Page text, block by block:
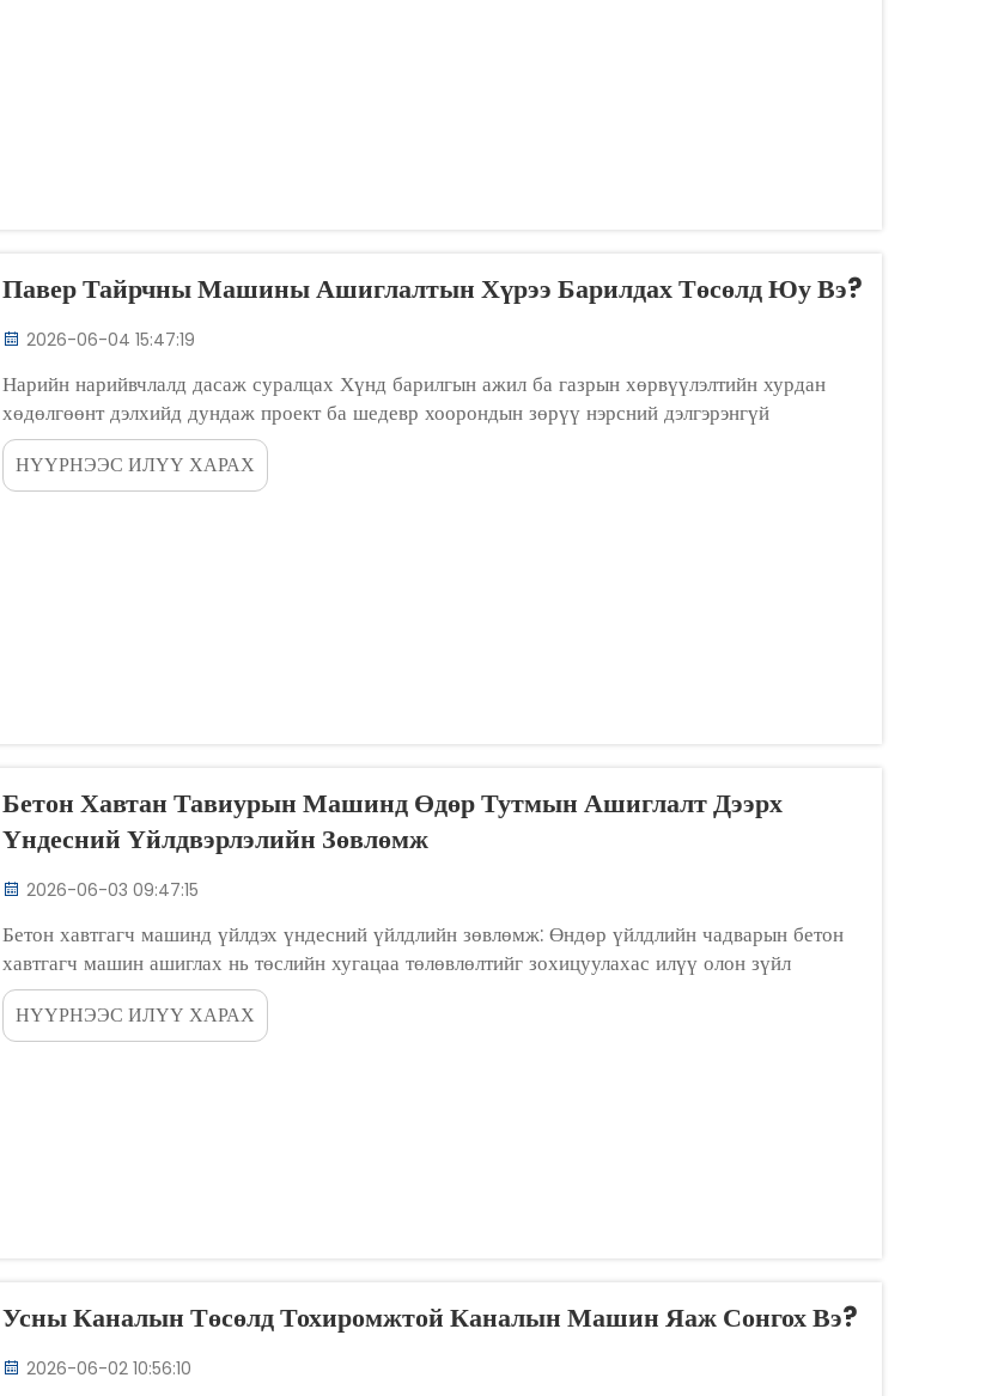
Павер Тайрчны Машины Ашиглалтын Хүрээ Барилдах Төсөлд Юу Вэ?
2026-06-04 15:47:19
Нарийн нарийвчлалд дасаж суралцах Хүнд барилгын ажил ба газрын хөрвүүлэлтийн хурдан
хөдөлгөөнт дэлхийд дундаж проект ба шедевр хоорондын зөрүү нэрсний дэлгэрэнгүй
тайлбарын дотор оршдог. Гранит, бетон, хавтгай хүүрдүүр зэрэг хатуу материалын цэвэр,
нарийн тайралтыг гүйцэтгэх...
НҮҮРНЭЭС ИЛҮҮ ХАРАХ
Бетон Хавтан Тавиурын Машинд Өдөр Тутмын Ашиглалт Дээрх
Үндесний Үйлдвэрлэлийн Зөвлөмж
2026-06-03 09:47:15
Бетон хавтгагч машинд үйлдэх үндесний үйлдлийн зөвлөмж: Өндөр үйлдлийн чадварын бетон
хавтгагч машин ашиглах нь төслийн хугацаа төлөвлөлтийг зохицуулахас илүү олон зүйл
шаардаж, том хэмжээний хөрөнгөө хамгаалахад гүнзгий хүсэлтэй байхыг шаардаж...
НҮҮРНЭЭС ИЛҮҮ ХАРАХ
Усны Каналын Төсөлд Тохиромжтой Каналын Машин Яаж Сонгох Вэ?
2026-06-02 10:56:10